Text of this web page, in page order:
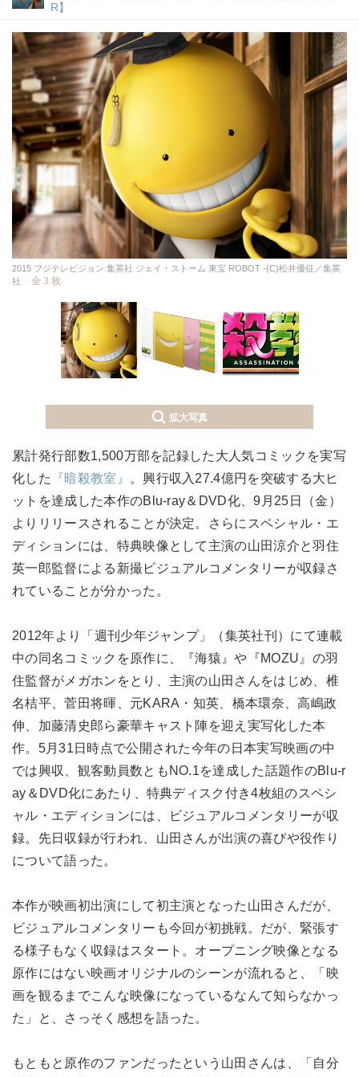
R】
2015 フジテレビジョン 集英社 ジェイ・ストーム 東宝 ROBOT -(C)松井優征／集英
社
全 3 枚
拡大写真
累計発行部数1,500万部を記録した大人気コミックを実写
化した
『暗殺教室』
。興行収入27.4億円を突破する大ヒ
ットを達成した本作のBlu-ray＆DVD化、9月25日（金）
よりリリースされることが決定。さらにスペシャル・エ
ディションには、特典映像として主演の山田涼介と羽住
英一郎監督による新撮ビジュアルコメンタリーが収録さ
れていることが分かった。
2012年より「週刊少年ジャンプ」（集英社刊）にて連載
中の同名コミックを原作に、『海猿』や『MOZU』の羽
住監督がメガホンをとり、主演の山田さんをはじめ、椎
名桔平、菅田将暉、元KARA・知英、橋本環奈、高嶋政
伸、加藤清史郎ら豪華キャスト陣を迎え実写化した本
作。5月31日時点で公開された今年の日本実写映画の中
では興収、観客動員数ともNO.1を達成した話題作のBlu-r
ay＆DVD化にあたり、特典ディスク付き4枚組のスペシ
ャル・エディションには、ビジュアルコメンタリーが収
録。先日収録が行われ、山田さんが出演の喜びや役作り
について語った。
本作が映画初出演にして初主演となった山田さんだが、
ビジュアルコメンタリーも今回が初挑戦。だが、緊張す
る様子もなく収録はスタート。オープニング映像となる
原作にはない映画オリジナルのシーンが流れると、「映
画を観るまでこんな映像になっているなんて知らなかっ
た」と、さっそく感想を語った。
もともと原作のファンだったという山田さんは、「自分